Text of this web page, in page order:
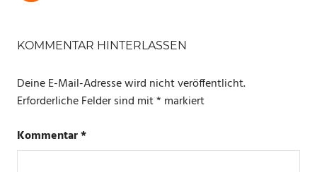
ALEXA
ECHO
DOT
LED
OSRAM
KOMMENTAR HINTERLASSEN
Deine E-Mail-Adresse wird nicht veröffentlicht.
Erforderliche Felder sind mit* markiert
Kommentar*